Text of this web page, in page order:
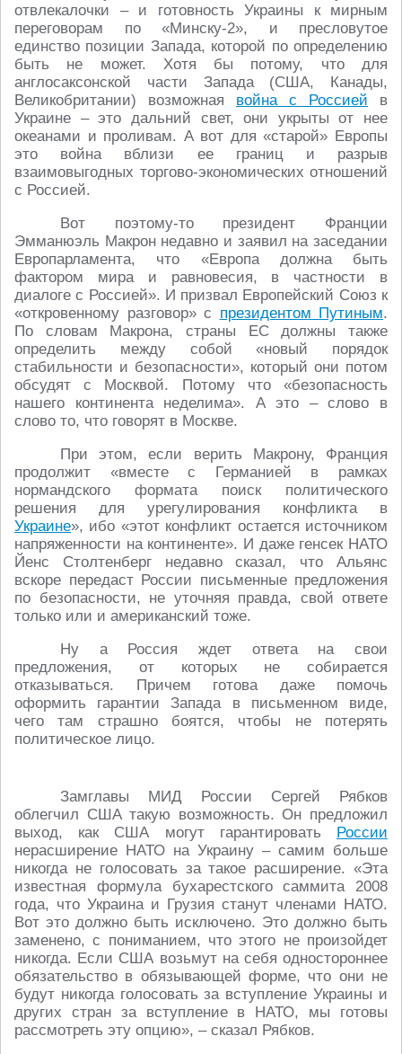
отвлекалочки – и готовность Украины к мирным
переговорам по «Минску-2», и пресловутое
единство позиции Запада, которой по определению
быть не может. Хотя бы потому, что для
англосаксонской части Запада (США, Канады,
Великобритании) возможная война с Россией в
Украине – это дальний свет, они укрыты от нее
океанами и проливам. А вот для «старой» Европы
это война вблизи ее границ и разрыв
взаимовыгодных торгово-экономических отношений
с Россией.
Вот поэтому-то президент Франции
Эмманюэль Макрон недавно и заявил на заседании
Европарламента, что «Европа должна быть
фактором мира и равновесия, в частности в
диалоге с Россией». И призвал Европейский Союз к
«откровенному разговор» с президентом Путиным.
По словам Макрона, страны ЕС должны также
определить между собой «новый порядок
стабильности и безопасности», который они потом
обсудят с Москвой. Потому что «безопасность
нашего континента неделима». А это – слово в
слово то, что говорят в Москве.
При этом, если верить Макрону, Франция
продолжит «вместе с Германией в рамках
нормандского формата поиск политического
решения для урегулирования конфликта в
Украине», ибо «этот конфликт остается источником
напряженности на континенте». И даже генсек НАТО
Йенс Столтенберг недавно сказал, что Альянс
вскоре передаст России письменные предложения
по безопасности, не уточняя правда, свой ответе
только или и американский тоже.
Ну а Россия ждет ответа на свои
предложения, от которых не собирается
отказываться. Причем готова даже помочь
оформить гарантии Запада в письменном виде,
чего там страшно боятся, чтобы не потерять
политическое лицо.
Замглавы МИД России Сергей Рябков
облегчил США такую возможность. Он предложил
выход, как США могут гарантировать России
нерасширение НАТО на Украину – самим больше
никогда не голосовать за такое расширение. «Эта
известная формула бухарестского саммита 2008
года, что Украина и Грузия станут членами НАТО.
Вот это должно быть исключено. Это должно быть
заменено, с пониманием, что этого не произойдет
никогда. Если США возьмут на себя одностороннее
обязательство в обязывающей форме, что они не
будут никогда голосовать за вступление Украины и
других стран за вступление в НАТО, мы готовы
рассмотреть эту опцию», – сказал Рябков.